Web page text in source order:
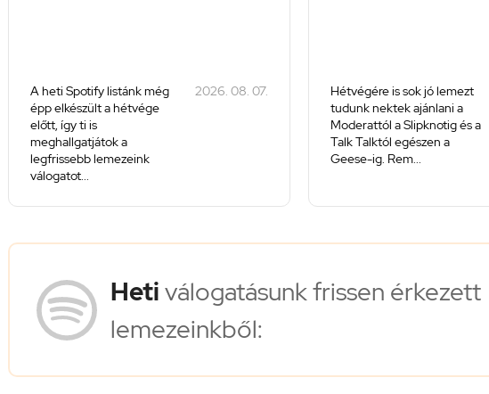
A heti Spotify listánk még
épp elkészült a hétvége
előtt, így ti is
meghallgatjátok a
legfrissebb lemezeink
válogatot...
2026. 08. 07.
Hétvégére is sok jó lemezt
tudunk nektek ajánlani a
Moderattól a Slipknotig és a
Talk Talktól egészen a
Geese-ig. Rem...
Hetiválogatásunk frissen érkezett
lemezeinkből: